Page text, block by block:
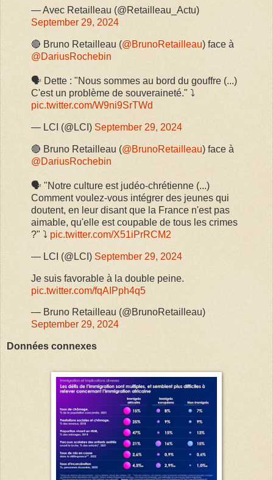
— Avec Retailleau (@Retailleau_Actu)
September 29, 2024
🔴 Bruno Retailleau (@BrunoRetailleau) face à
@DariusRochebin
🗣️ Dette : "Nous sommes au bord du gouffre (...)
C'est un problème de souveraineté." ⤵️
pic.twitter.com/W9ni9SrTWd
— LCI (@LCI) September 29, 2024
🔴 Bruno Retailleau (@BrunoRetailleau) face à
@DariusRochebin
🗣️ "Notre culture est judéo-chrétienne (...)
Comment voulez-vous intégrer des jeunes qui
doutent, en leur disant que la France n'est pas
aimable, qu'elle est coupable de tous les crimes
?" ⤵️ pic.twitter.com/X51iPrRCM2
— LCI (@LCI) September 29, 2024
Je suis favorable à la double peine.
pic.twitter.com/fqAIPph4q5
— Bruno Retailleau (@BrunoRetailleau)
September 29, 2024
Données connexes